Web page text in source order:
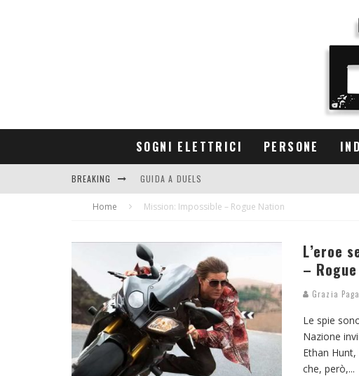
SOGNI ELETTRICI PERSONE
BREAKING GUIDA A DUELS
CONTRIBUTORS
Home Mission: Impossible – Rogue Nation
L’eroe
–
Grazia
Le spie
Nazione
Ethan
che, però,...